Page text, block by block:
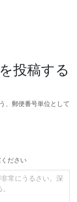
投稿する
、郵便番号単位として
ださい